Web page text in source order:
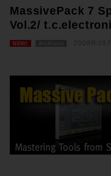
MassivePack 7
Vol.2/
NEW! 2008年09